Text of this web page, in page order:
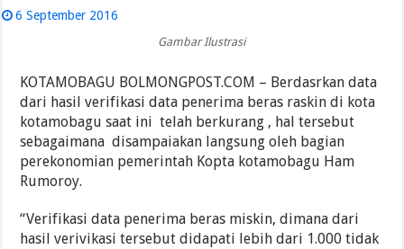
6 September 2016
Gambar Ilustrasi
KOTAMOBAGU BOLMONGPOST.COM – Berdasrkan data
dari hasil verifikasi data penerima beras raskin di kota
kotamobagu saat ini telah berkurang , hal tersebut
sebagaimana disampaiakan langsung oleh bagian
perekonomian pemerintah Kopta kotamobagu Ham
Rumoroy.
“Verifikasi data penerima beras miskin, dimana dari
hasil verivikasi tersebut didapati lebih dari 1.000 tidak